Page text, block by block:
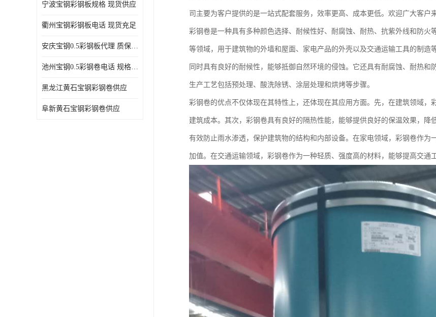
宁波宝钢彩钢板规格 现货供应
衢州宝钢彩钢板电话 现货充足
安庆宝钢0.5彩钢板代理 质保十年起
池州宝钢0.5彩钢卷电话 规格多样
黑龙江黄石宝钢彩钢卷供应
阜新黄石宝钢彩钢卷供应
司主要为客户提供的是一站式配套服务，效率更高、成本更低。欢迎广大客户
彩钢卷是一种具有多种颜色选择、耐候性好、耐腐蚀、耐热、抗紫外线和防
等领域，用于建筑物的外墙和屋面、家电产品的外壳以及交通运输工具的制造
同时具有良好的耐候性，能够抵御自然环境的侵蚀。它还具有耐腐蚀、耐热
生产工艺包括预处理、酸洗除锈、涂层处理和烘烤等步骤。
彩钢卷的优点不仅体现在其特性上，还体现在其应用方面。先，在建筑领域
建筑成本。其次，彩钢卷具有良好的隔热性能，能够提供良好的保温效果，
有效防止雨水渗透，保护建筑物的结构和内部设备。在家电领域，彩钢卷作
加值。在交通运输领域，彩钢卷作为一种轻质、强度高的材料，能够提高交通